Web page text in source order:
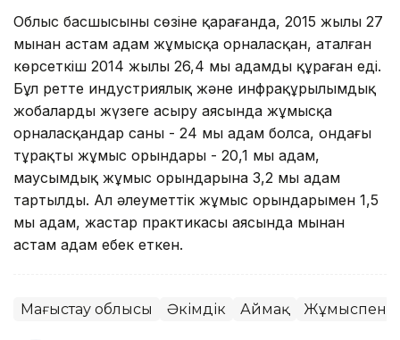
Облыс басшысының сөзіне қарағанда, 2015 жылы 27
мыңнан астам адам жұмысқа орналасқан, аталған
көрсеткіш 2014 жылы 26,4 мың адамды құраған еді.
Бұл ретте индустриялық және инфрақұрылымдық
жобаларды жүзеге асыру аясында жұмысқа
орналасқандар саны - 24 мың адам болса, ондағы
тұрақты жұмыс орындары - 20,1 мың адам,
маусымдық жұмыс орындарына 3,2 мың адам
тартылды. Ал әлеуметтік жұмыс орындарымен 1,5
мың адам, жастар практикасы аясында мыңнан
астам адам еңбек еткен.
Маңғыстау облысы Әкімдік Аймақ Жұмыспен